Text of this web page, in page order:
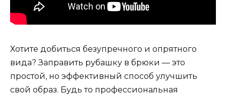
Хотите добиться безупречного и опрятного
вида? Заправить рубашку в брюки — это
простой, но эффективный способ улучшить
свой образ. Будь то профессиональная